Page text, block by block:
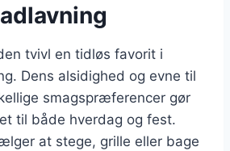
tvivl en tidløs favorit i
Dens alsidighed og evne til
smagspræferencer gør
til både hverdag og fest.
at stege, grille eller bage